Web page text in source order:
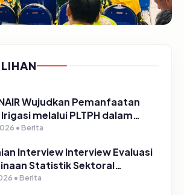
Wujudkan Pemanfaatan
melalui PLTPH dalam
TIRTA PELITA di Desa
• Berita
Interview Interview Evaluasi
Statistik Sektoral
Pasuruan
• Berita